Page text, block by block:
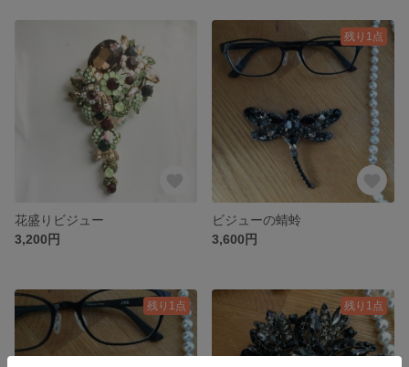
花盛りビジュー
3,200円
残り1点
ビジューの蜻蛉
3,600円
残り1点 残り1点